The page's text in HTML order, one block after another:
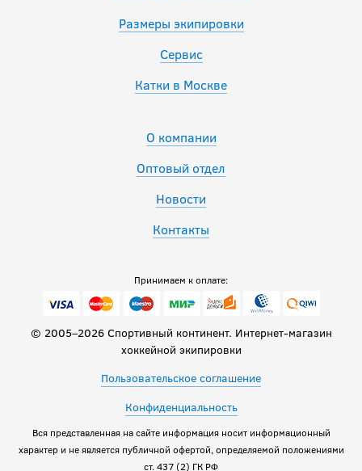
Размеры экипировки
Сервис
Катки в Москве
О компании
Оптовый отдел
Новости
Контакты
Принимаем к оплате:
© 2005–2026 Спортивный континент. Интернет-магазин
хоккейной экипировки
Пользовательское соглашение
Конфиденциальность
Вся представленная на сайте информация носит информационный
характер и не является публичной офертой, определяемой положениями
ст. 437 (2) ГК РФ